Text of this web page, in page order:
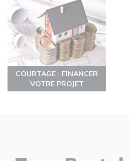
COURTAGE : FINANCER
VOTRE PROJET